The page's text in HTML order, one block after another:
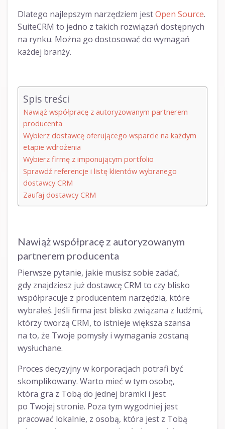
Dlatego najlepszym narzędziem jestOpen Source.
SuiteCRM to jedno z takich rozwiązań dostępnych
na rynku. Można go dostosować do wymagań
każdej branży.
Spis treści
Nawiąż współpracę z autoryzowanym partnerem
producenta
Wybierz dostawcę oferującego wsparcie na każdym
etapie wdrożenia
Wybierz firmę z imponującym portfolio
Sprawdź referencje i listę klientów wybranego
dostawcy CRM
Zaufaj dostawcy CRM
Nawiąż współpracę z autoryzowanym
partnerem producenta
Pierwsze pytanie, jakie musisz sobie zadać,
gdy znajdziesz już dostawcę CRM to czy blisko
współpracuje z producentem narzędzia, które
wybrałeś. Jeśli firma jest blisko związana z ludźmi,
którzy tworzą CRM, to istnieje większa szansa
na to, że Twoje pomysły i wymagania zostaną
wysłuchane.
Proces decyzyjny w korporacjach potrafi być
skomplikowany. Warto mieć w tym osobę,
która gra z Tobą do jednej bramki i jest
po Twojej stronie. Poza tym wygodniej jest
pracować lokalnie, z osobą, która jest z Tobą